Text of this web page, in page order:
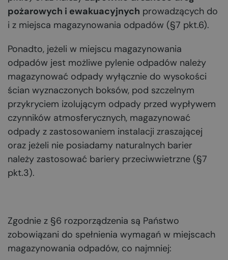
pożarowych i ewakuacyjnych prowadzących do
i z miejsca magazynowania odpadów (§7 pkt.6).
Ponadto, jeżeli w miejscu magazynowania
odpadów jest możliwe pylenie odpadów należy
magazynować odpady wyłącznie do wysokości
ścian wyznaczonych boksów, pod szczelnym
przykryciem izolującym odpady przed wypływem
czynników atmosferycznych, magazynować
odpady z zastosowaniem instalacji zraszającej
oraz jeżeli nie posiadamy naturalnych barier
należy zastosować bariery przeciwwietrzne (§7
pkt.3).
Zgodnie z §6 rozporządzenia są Państwo
zobowiązani do spełnienia wymagań w miejscach
magazynowania odpadów, co najmniej: